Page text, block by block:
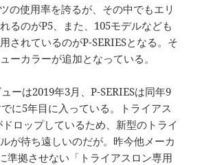
の使用率を誇るが、その中でもエリ
るのがP5、また、105モデルなども
されているのがP-SERIESとなる。そ
ーカラーが追加となっている。
ーは2019年3月、P-SERIESは同年9
に5年目に入っている。トライアス
ロップしているため、新型のトライ
が待ち遠しいのだが。昨今他メーカ
準拠させない「トライアスロン専用